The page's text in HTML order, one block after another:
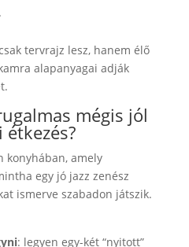
tervrajz lesz, hanem élő
alapanyagai adják
mégis jól
konyhában, amely
egy jó jazz zenész
ismerve szabadon játszik.
: legyen egy-két “nyitott”